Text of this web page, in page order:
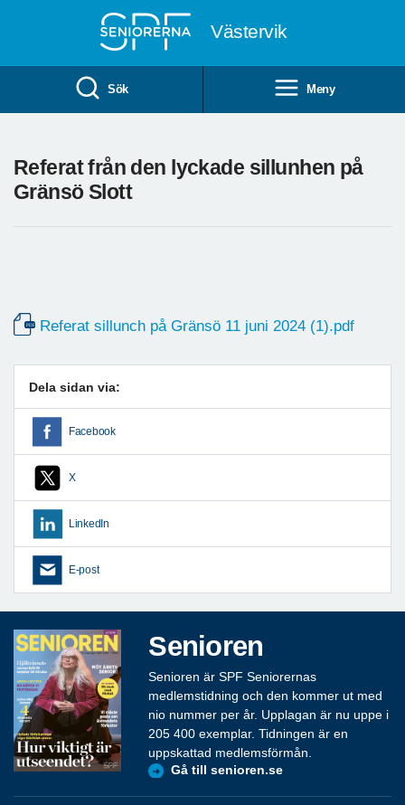
Västervik
Sök Meny
Referat från den lyckade sillunhen på
Gränsö Slott
Referat sillunch på Gränsö 11 juni 2024 (1).pdf
Dela sidan via:
Facebook
X
LinkedIn
E-post
Senioren
Senioren är SPF Seniorernas
medlemstidning och den kommer ut med
nio nummer per år. Upplagan är nu uppe i
205 400 exemplar. Tidningen är en
uppskattad medlemsförmån.
Gå till senioren.se